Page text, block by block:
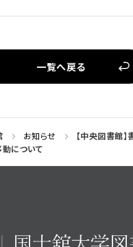
一覧へ戻る
お知らせ
【中央図書館
について